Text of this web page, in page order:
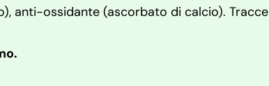
anti-ossidante (ascorbato di calcio).